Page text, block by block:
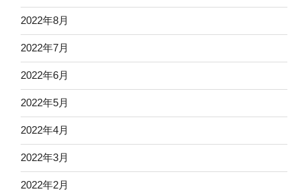
2022年8月
2022年7月
2022年6月
2022年5月
2022年4月
2022年3月
2022年2月